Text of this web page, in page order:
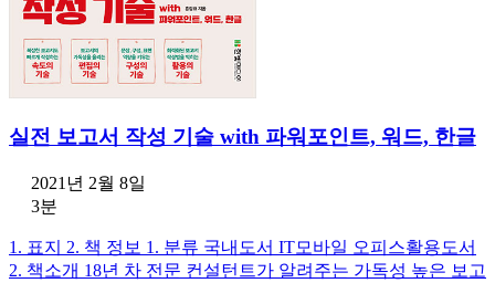
실전 보고서 작성 기술 with 파워포인트, 워드, 한글
2021년 2월 8일
3분
1. 표지 2. 책 정보 1. 분류 국내도서 IT모바일 오피스활용도서
2. 책소개 18년 차 전문 컨설턴트가 알려주는 가독성 높은 보고